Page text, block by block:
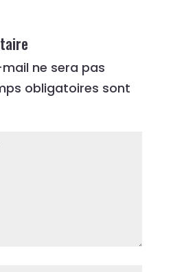
ne sera pas
obligatoires sont